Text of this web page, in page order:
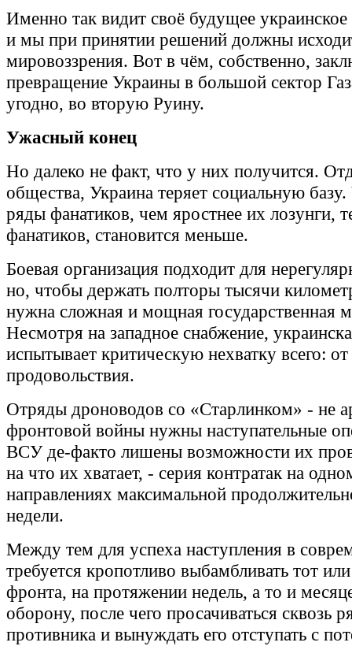
Именно так видит своё будущее украинское
и мы при принятии решений должны
мировоззрения. Вот в чём, собственно,
превращение Украины в большой сектор
угодно, во вторую Руину.
Ужасный конец
Но далеко не факт, что у них получится.
общества, Украина теряет социальную
ряды фанатиков, чем яростнее их лозунги,
фанатиков, становится меньше.
Боевая организация подходит для
но, чтобы держать полторы тысячи
нужна сложная и мощная государственная
Несмотря на западное снабжение,
испытывает критическую нехватку всего:
продовольствия.
Отряды дроноводов со «Старлинком» - не
фронтовой войны нужны наступательные
ВСУ де-факто лишены возможности их
на что их хватает, - серия контратак на
направлениях максимальной
недели.
Между тем для успеха наступления в
требуется кропотливо выбамбливать тот
фронта, на протяжении недель, а то и
оборону, после чего просачиваться сквозь
противника и вынуждать его отступать с